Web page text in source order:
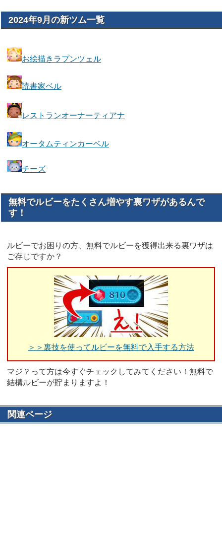
2024年9月の新ツム一覧
お絵描きラプンツェル
読書家ベル
レストランオーナーティアナ
オータムティンカーベル
チーズ
無料でルビーをたくさん増やす裏ワザがあるんで
す！
ルビーでお困りの方、無料でルビーを獲得出来る裏ワザは
ご存じですか？
＞＞裏技を使ってルビーを無料で入手する方法
マジ？って方は今すぐチェックしてみてください！無料で
結構ルビーが貯まりますよ！
関連ページ